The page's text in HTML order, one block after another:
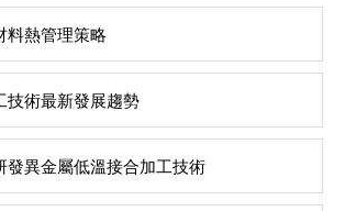
料熱管理策略
技術最新發展趨勢
發異金屬低溫接合加工技術